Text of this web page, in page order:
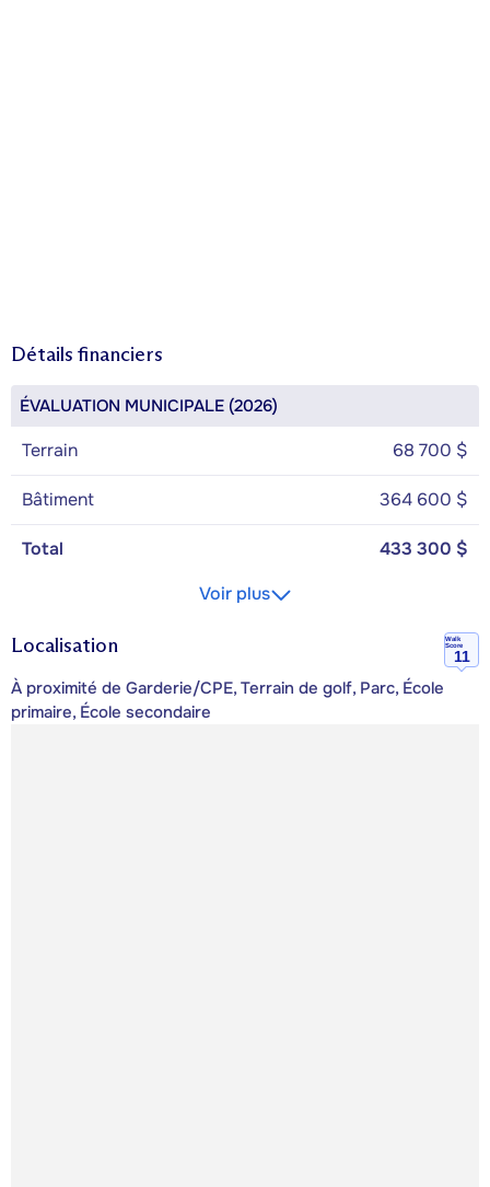
Détails financiers
ÉVALUATION MUNICIPALE (2026)
Terrain 68 700 $
Bâtiment 364 600 $
Total
433 300 $
Voir plus
Localisation
Walk
Score
11
À proximité de Garderie/CPE, Terrain de golf, Parc, École
primaire, École secondaire